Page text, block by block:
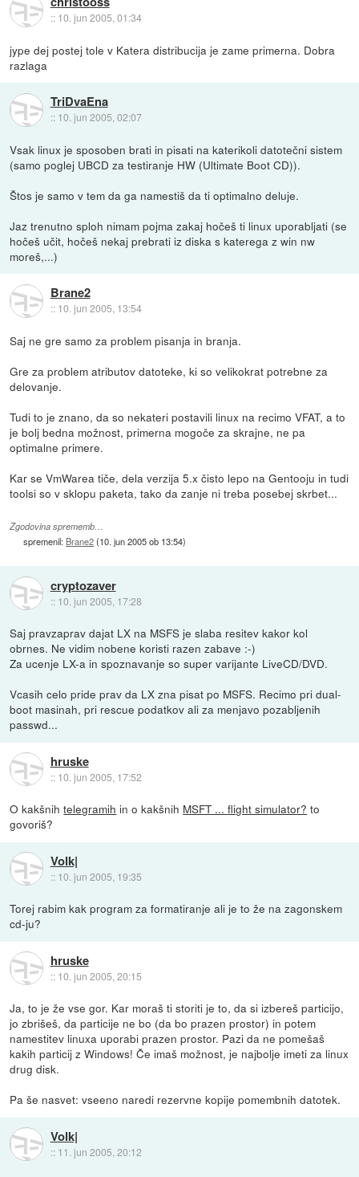
:: 10. jun 2005, 01:34
jype dej postej tole v Katera distribucija je zame primerna. Dobra
razlaga
TriDvaEna
:: 10. jun 2005, 02:07
Vsak linux je sposoben brati in pisati na katerikoli datotečni sistem
(samo poglej UBCD za testiranje HW (Ultimate Boot CD)).
Štos je samo v tem da ga namestiš da ti optimalno deluje.
Jaz trenutno sploh nimam pojma zakaj hočeš ti linux uporabljati (se
hočeš učit, hočeš nekaj prebrati iz diska s katerega z win nw
moreš,...)
Brane2
:: 10. jun 2005, 13:54
Saj ne gre samo za problem pisanja in branja.
Gre za problem atributov datoteke, ki so velikokrat potrebne za
delovanje.
Tudi to je znano, da so nekateri postavili linux na recimo VFAT, a to
je bolj bedna možnost, primerna mogoče za skrajne, ne pa
optimalne primere.
Kar se VmWarea tiče, dela verzija 5.x čisto lepo na Gentooju in tudi
toolsi so v sklopu paketa, tako da zanje ni treba posebej skrbet...
Zgodovina sprememb…
spremenil: Brane2(10. jun 2005 ob 13:54)
cryptozaver
:: 10. jun 2005, 17:28
Saj pravzaprav dajat LX na MSFS je slaba resitev kakor kol
obrnes. Ne vidim nobene koristi razen zabave :-)
Za ucenje LX-a in spoznavanje so super varijante LiveCD/DVD.
Vcasih celo pride prav da LX zna pisat po MSFS. Recimo pri dual-
boot masinah, pri rescue podatkov ali za menjavo pozabljenih
passwd...
hruske
:: 10. jun 2005, 17:52
O kakšnihtelegramih in o kakšnih MSFT ... flight simulator? to
govoriš?
Volk|
:: 10. jun 2005, 19:35
Torej rabim kak program za formatiranje ali je to že na zagonskem
cd-ju?
hruske
:: 10. jun 2005, 20:15
Ja, to je že vse gor. Kar moraš ti storiti je to, da si izbereš particijo,
jo zbrišeš, da particije ne bo (da bo prazen prostor) in potem
namestitev linuxa uporabi prazen prostor. Pazi da ne pomešaš
kakih particij z Windows! Če imaš možnost, je najbolje imeti za linux
drug disk.
Pa še nasvet: vseeno naredi rezervne kopije pomembnih datotek.
Volk|
:: 11. jun 2005, 20:12